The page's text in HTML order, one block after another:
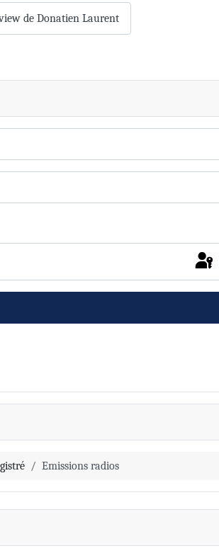
de Donatien Laurent
Emissions radios